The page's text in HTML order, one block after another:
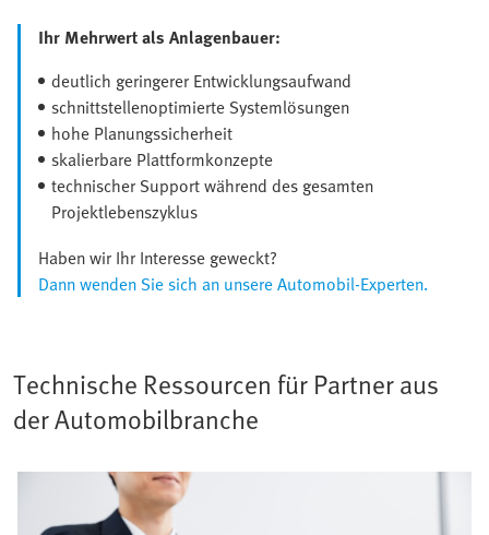
Ihr Mehrwert als Anlagenbauer:
deutlich geringerer Entwicklungsaufwand
schnittstellenoptimierte Systemlösungen
hohe Planungssicherheit
skalierbare Plattformkonzepte
technischer Support während des gesamten
Projektlebenszyklus
Haben wir Ihr Interesse geweckt?
Dann wenden Sie sich an unsere Automobil-Experten.
Technische Ressourcen für Partner aus
der Automobilbranche